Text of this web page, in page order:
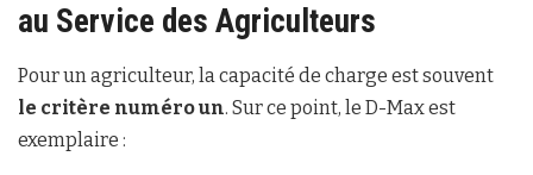
au Service des Agriculteurs
Pour un agriculteur, la capacité de charge est souvent
le critère numéro un. Sur ce point, le D-Max est
exemplaire :